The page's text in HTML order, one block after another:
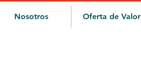
Nosotros Oferta de Valor